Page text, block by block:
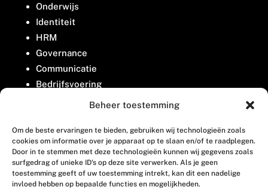
Beheer toestemming
Om de beste ervaringen te bieden, gebruiken wij technologieën zoals
cookies om informatie over je apparaat op te slaan en/of te raadplegen.
Door in te stemmen met deze technologieën kunnen wij gegevens zoals
surfgedrag of unieke ID's op deze site verwerken. Als je geen
toestemming geeft of uw toestemming intrekt, kan dit een nadelige
invloed hebben op bepaalde functies en mogelijkheden.
Onderwijs
Identiteit
HRM
Governance
Communicatie
Bedrijfsvoering
Belangenbehartiging
Contact
Houttuinlaan 8
3447 GM Woerden